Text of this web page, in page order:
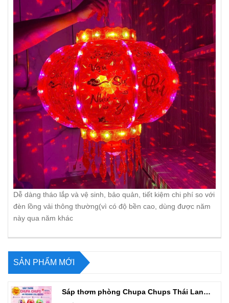
Dễ dàng tháo lắp và vệ sinh, bảo quản, tiết kiệm chi phí so với
đèn lồng vải thông thường(vì có độ bền cao, dùng được năm
này qua năm khác
SẢN PHẨM MỚI
Sáp thơm phòng Chupa Chups Thái Lan 230g